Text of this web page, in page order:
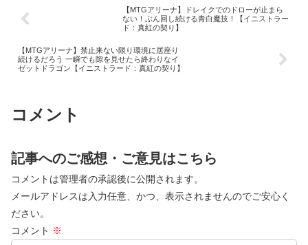
【MTGアリーナ】ドレイクでのドローが止まら
ない！ぶん回し続ける青白魔技！【イニストラー
ド：真紅の契り】
【MTGアリーナ】禁止来ない限り環境に居座り
続けるだろう 一瞬でも隙を見せたら終わりなイ
ゼットドラゴン【イニストラード：真紅の契り】
コメント
記事へのご感想・ご意見はこちら
コメントは管理者の承認後に公開されます。
メールアドレスは入力任意、かつ、表示されませんのでご安心く
ださい。
コメント ※